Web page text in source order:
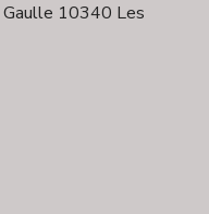
Gaulle 10340 Les